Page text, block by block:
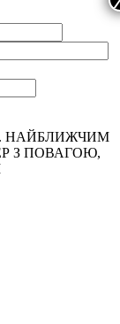
НАЙБЛИЖЧИМ
З ПОВАГОЮ,